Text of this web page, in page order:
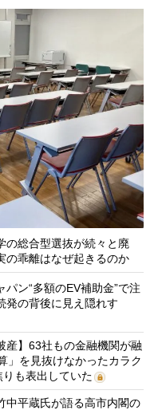
の総合型選抜が続々と廃
乖離はなぜ起きるのか
パン“多額のEV補助金”で注
の背後に見え隠れす
産】63社もの金融機関が融
」を見抜けなかったカラク
も表出していた
中平蔵氏が語る高市内閣の